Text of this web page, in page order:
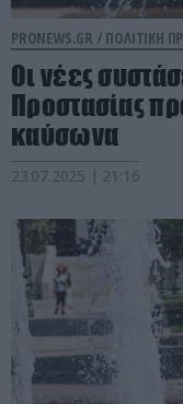
PRONEWS.GR / ΠΟΛΙΤΙΚΗ
Οι νέες
Προστασίας
καύσωνα
23.07.2025 | 21:16